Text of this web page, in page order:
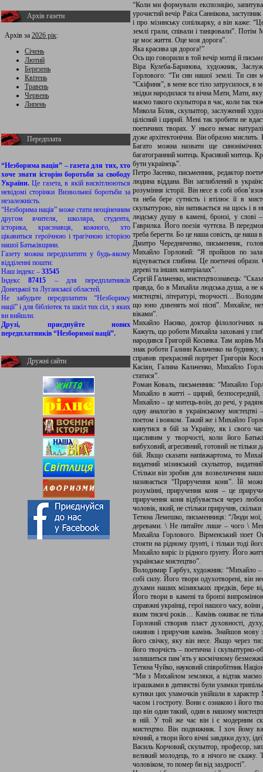
Архів газети
Архів за 2026 рік:
Січень
Лютий
Березень
Квітень
Травень
Червень
Липень
Передплата
“Незборима нація” – газета для тих, хто
хоче знати історію боротьби за свободу
України.Це газета, в якій висвітлюються
невідомі сторінки Визвольної боротьби за
незалежність.
“Незборима нація” може стати неоціненним
другом вчителя, школяра, студента,
історика, краєзнавця, кожного, хто
цікавиться героїчною і трагічною історією
нашої Батьківщини.
Газету можна передплатити у будь-якому
відділенні пошти:
Наш індекс – 33545
Індекс87415 – для передплатників
Донецької та Луганської областей.
Не забудьте передплатити “Незбориму
нації” і для бібліотек та шкіл тих сіл, з яких
ви вийшли.
Друзі, приєднуйте нових
передплатників “Незборимої нації”.
Дружні сайти
“Коли ми формували експозицію,
урочистий вечір Раїса Саннікова,
і про мізинську сопілкарку, а він каже:
землі грали, співали і танцювали”.
це моє життя. Оце моя дорога”.
Яка красива ця дорога!”
Ось що говорили в той вечір митці й
Віра Кулеба-Баринова, художник,
Горлового: “Ти син нашої землі. Ти син
“Скіфиня”, в мене все тіло затрусилося,
звідки народилася та вічна Мати, Мати,
маємо такого скульптора в час, коли так
Микола Білик, скульптор, заслужений
цілісний і щирий. Мені так зробити не
поетичних творах. У нього немає
дуже архітектонічна. Він образно
Багато можна назвати ще
багатогранний митець. Красивий митець.
бути українець”.
Петро Засенко, письменник, редактор
людина віддана. Він заглиблений в
розуміння історії. Він несе в собі
та неба бере сутність і втілює її в
скульптурою, він натикається на щось і в
людську душу в камені, бронзі, у слові
Гаврилка. Його поезія чуттєва. В
треба берегти. Бо це наша совість, це наша
Дмитро Чередниченко, письменник,
Михайло Горловий: “Я пройшов по
відчувається глибина. Це поетичні
дереві та інших матеріалах”.
Сергій Гальченко, мистецтвознавець:
правда, бо в Михайла людська душа, а не
мистецтві, літературі, творчості…
що юно дзвенять мої пісні”. Михайле,
віками”.
Михайло Наєнко, доктор філологічних
Кажуть, що роботи Михайла заховані у
народився Григорій Косинка. Там корінь
знак роботи Галини Кальченко на
справив прекрасний портрет Григорія
Касіян, Галина Кальченко, Михайло
статися”.
Роман Коваль, письменник: “Михайло
Михайло в житті – щирий, безпосередній,
Михайло – це митець-воїн, до речі, у
одну аналогію в українському
поетом і вояком. Такий же і Михайло
кинутися в бій за Україну, як і свого
щасливим у творчості, коли його
вибуховий, агресивний, готовий не тільки
бій. Якщо сказати напівжартома, то
видатний мізинський скульптор,
Стільки він зробив для возвеличення
називається “Приручення коня”. Їй
розумінні, приручення коня – це
приручення коня відбувається через
чоловік, який, не стільки приручив,
Тетяна Лемешко, письменниця: “Люди
деревами. \ Не питайте лише – чого \
Михайла Горлового. Вірменський поет
стояти на рідному ґрунті, і тільки тоді
Михайло виріс із рідного ґрунту. Його
українське мистецтво”.
Володимир Гарбуз, художник: “Михайло –
собі силу. Його твори одухотворені, він
духами наших мізинських предків, бере
Його твори в камені та бронзі
справжні українці, герої нашого часу,
яким тисячі років… Камінь оживає не
Горловий створив пласт духовності,
оживив і приручив камінь. Знайшов мову
його свічку, яку він несе. Якщо через
його творчість – поетична і
залишиться пам’ять у космічному
Тетяна Чуйко, науковий співробітник
“Ми з Михайлом земляки, а відтак маємо
іграшками в дитинстві були уламки
кутики цих уламочків увійшли в
часом і гостроту. Вони є ознакою і його
що він один такий, один в нашому
в ній. У той же час він і є модерним
мистецтво. Він подвижник. І хоч йому
вічний, а твори його вічні завдяки духу,
Василь Корчовий, скульптор, професор,
великий молодець, то я нічого не скажу.
чоловіком, то помер би від заздрості”.